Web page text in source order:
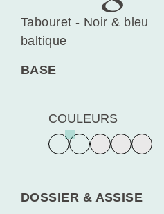
Tabouret - Noir & bleu
baltique
BASE
COULEURS
DOSSIER & ASSISE